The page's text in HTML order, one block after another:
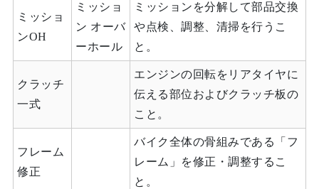
ミッショ
ンOH
ミッショ
ン オーバ
ーホール
ミッションを分解して部品交換
や点検、調整、清掃を行うこ
と。
クラッチ
一式
エンジンの回転をリアタイヤに
伝える部位およびクラッチ板の
こと。
フレーム
修正
バイク全体の骨組みである「フ
レーム」を修正・調整するこ
と。